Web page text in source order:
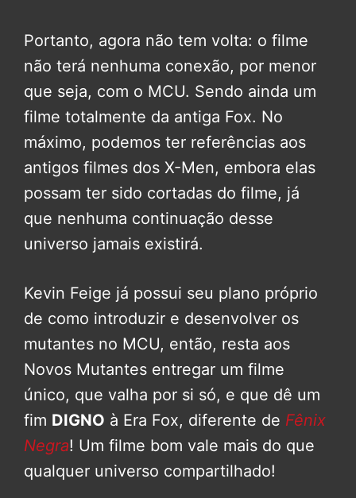
Portanto, agora não tem volta: o filme
não terá nenhuma conexão, por menor
que seja, com o MCU. Sendo ainda um
filme totalmente da antiga Fox. No
máximo, podemos ter referências aos
antigos filmes dos X-Men, embora elas
possam ter sido cortadas do filme, já
que nenhuma continuação desse
universo jamais existirá.
Kevin Feige já possui seu plano próprio
de como introduzir e desenvolver os
mutantes no MCU, então, resta aos
Novos Mutantes entregar um filme
único, que valha por si só, e que dê um
fim DIGNO à Era Fox, diferente de Fênix
Negra! Um filme bom vale mais do que
qualquer universo compartilhado!